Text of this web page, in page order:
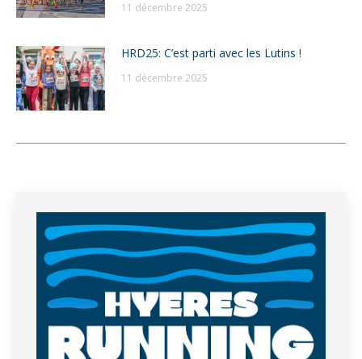
11 décembre 2025
HRD25: C’est parti avec les Lutins !
11 décembre 2025